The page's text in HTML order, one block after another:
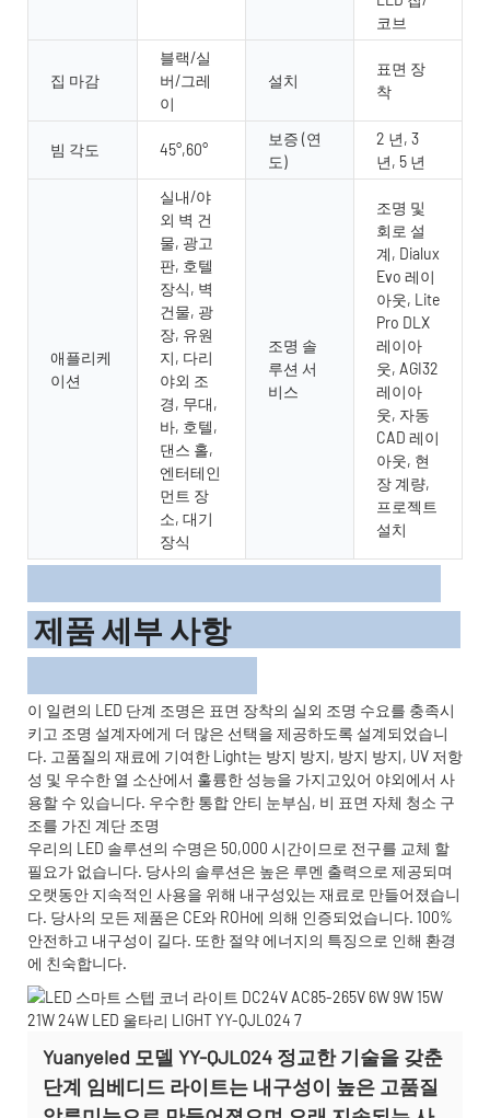
코브
집 마감
블랙/실
버/그레
이
설치
표면 장
착
빔 각도 45°,60°
보증 (연
도)
2 년, 3
년, 5 년
애플리케
이션
실내/야
외 벽 건
물, 광고
판, 호텔
장식, 벽
건물, 광
장, 유원
지, 다리
야외 조
경, 무대,
바, 호텔,
댄스 홀,
엔터테인
먼트 장
소, 대기
장식
조명 솔
루션 서
비스
조명 및
회로 설
계, Dialux
Evo 레이
아웃, Lite
Pro DLX
레이아
웃, AGI32
레이아
웃, 자동
CAD 레이
아웃, 현
장 계량,
프로젝트
설치
제품 세부 사항
이 일련의 LED 단계 조명은 표면 장착의 실외 조명 수요를 충족시
키고 조명 설계자에게 더 많은 선택을 제공하도록 설계되었습니
다. 고품질의 재료에 기여한 Light는 방지 방지, 방지 방지, UV 저항
성 및 우수한 열 소산에서 훌륭한 성능을 가지고있어 야외에서 사
용할 수 있습니다. 우수한 통합 안티 눈부심, 비 표면 자체 청소 구
조를 가진 계단 조명
우리의 LED 솔루션의 수명은 50,000 시간이므로 전구를 교체 할
필요가 없습니다. 당사의 솔루션은 높은 루멘 출력으로 제공되며
오랫동안 지속적인 사용을 위해 내구성있는 재료로 만들어졌습니
다. 당사의 모든 제품은 CE와 ROH에 의해 인증되었습니다. 100%
안전하고 내구성이 길다. 또한 절약 에너지의 특징으로 인해 환경
에 친숙합니다.
Yuanyeled 모델 YY-QJL024 정교한 기술을 갖춘
단계 임베디드 라이트는 내구성이 높은 고품질